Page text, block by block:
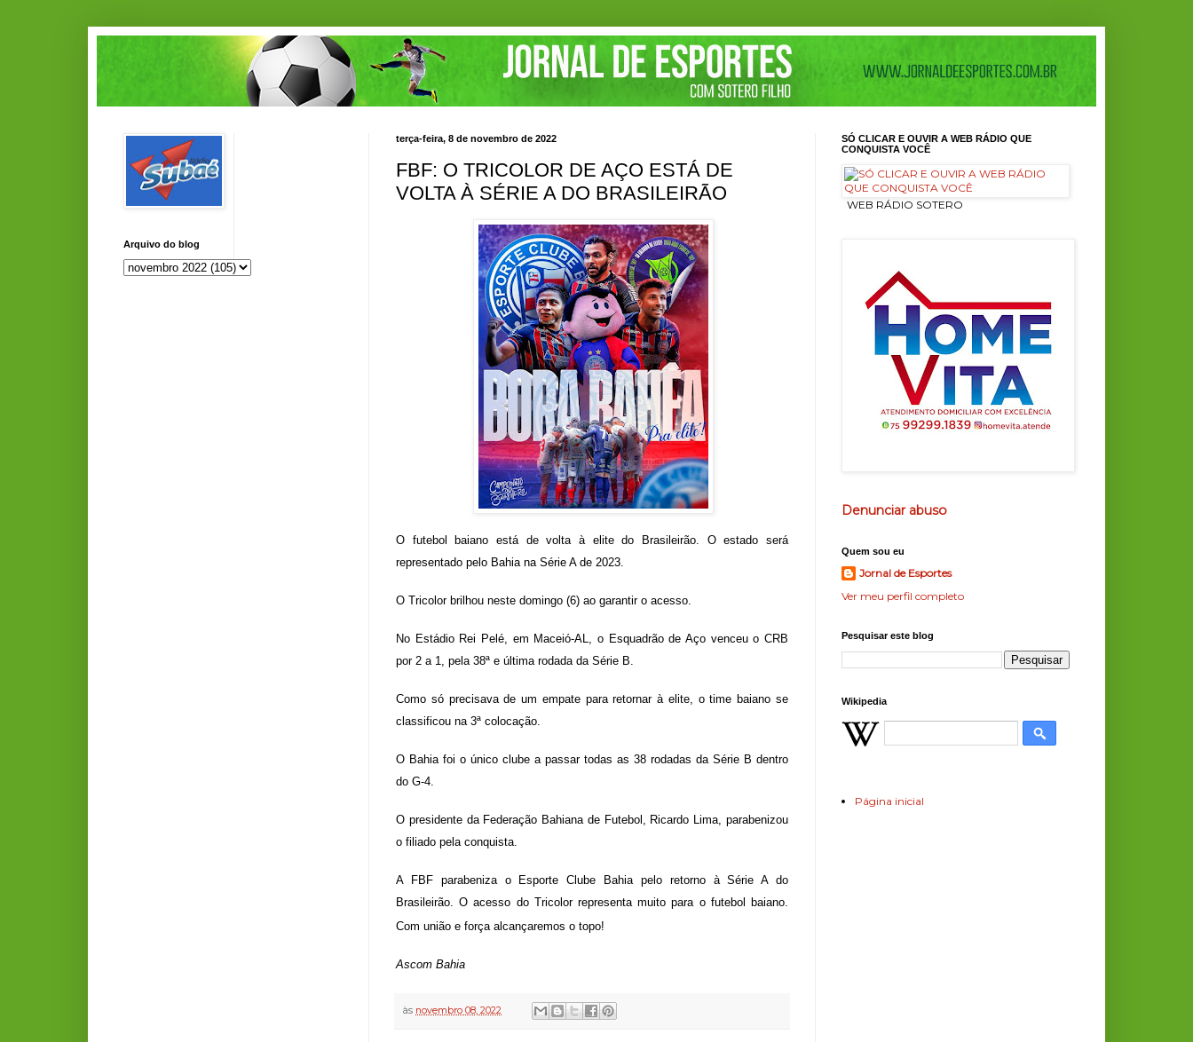
terça-feira, 8 de novembro de 2022
FBF: O TRICOLOR DE AÇO ESTÁ DE
VOLTA À SÉRIE A DO BRASILEIRÃO
O futebol baiano está de volta à elite do Brasileirão. O estado será
representado pelo Bahia na Série A de 2023.
O Tricolor brilhou neste domingo (6) ao garantir o acesso.
No Estádio Rei Pelé, em Maceió-AL, o Esquadrão de Aço venceu o CRB
por 2 a 1, pela 38ª e última rodada da Série B.
Como só precisava de um empate para retornar à elite, o time baiano se
classificou na 3ª colocação.
O Bahia foi o único clube a passar todas as 38 rodadas da Série B dentro
do G-4.
O presidente da Federação Bahiana de Futebol, Ricardo Lima, parabenizou
o filiado pela conquista.
A FBF parabeniza o Esporte Clube Bahia pelo retorno à Série A do
Brasileirão. O acesso do Tricolor representa muito para o futebol baiano.
Com união e força alcançaremos o topo!
Ascom Bahia
às novembro 08, 2022
Arquivo do blog
SÓ CLICAR E OUVIR A WEB RÁDIO QUE
CONQUISTA VOCÊ
ㅤ WEB RÁDIO SOTERO
Denunciar abuso
Quem sou eu
Jornal de Esportes
Ver meu perfil completo
Pesquisar este blog
Wikipedia
Página inicial